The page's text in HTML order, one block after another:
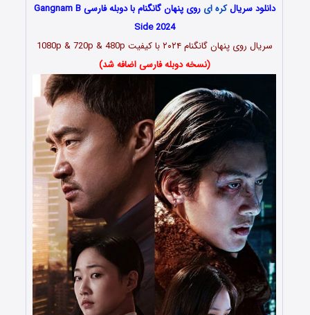
دانلود سریالکره ای
روی پنهان گانگنام با دوبله فارسی Gangnam B
Side 2024
سریال روی پنهان گانگنام ۲۰۲۴ با کیفیت 1080p & 720p & 480p
(نسخه دوبله فارسی اضافه شد)